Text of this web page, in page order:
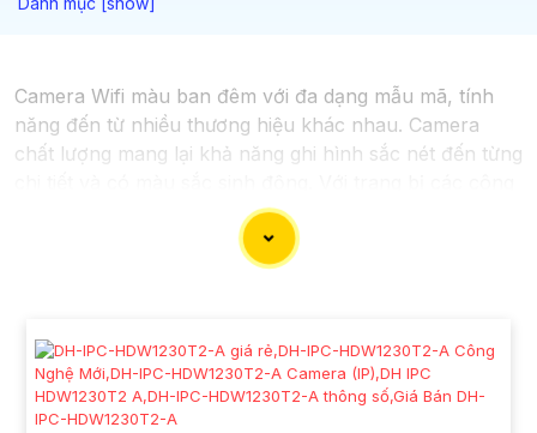
Camera Wifi màu ban đêm với đa dạng mẫu mã, tính
năng đến từ nhiều thương hiệu khác nhau. Camera
chất lượng mang lại khả năng ghi hình sắc nét đến từng
nghệ đèn led trợ sáng vào ban đêm, camera wifi cho
phép bạn nhận diện rõ ràng vật thể và người mà
camera ghi lại, tăng cường sự an toàn cho gia đình và
người tham khảo.